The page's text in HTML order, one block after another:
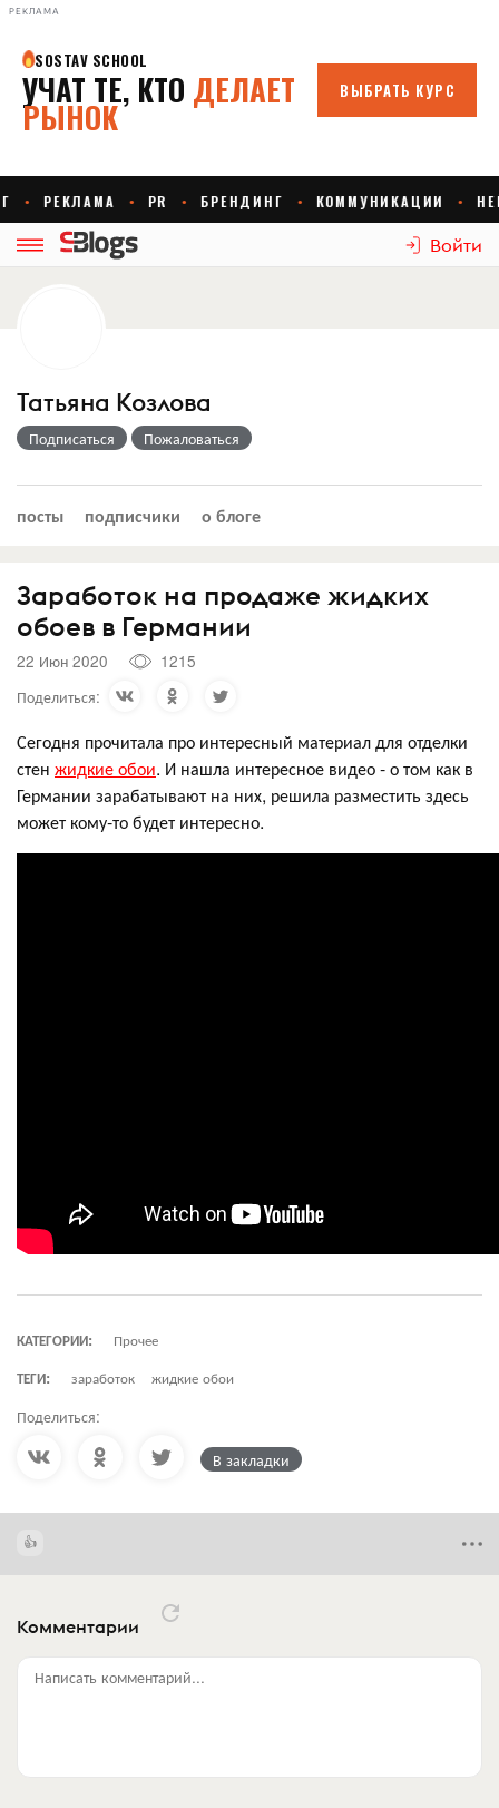
РЕКЛАМА
Войти
Татьяна Козлова
Подписаться Пожаловаться
посты подписчики о блоге
Заработок на продаже жидких
обоев в Германии
22 Июн 2020
1215
Поделиться:
Сегодня прочитала про интересный материал для отделки
стен жидкие обои. И нашла интересное видео - о том как в
Германии зарабатывают на них, решила разместить здесь
может кому-то будет интересно.
КАТЕГОРИИ:
Прочее
ТЕГИ:
заработок жидкие обои
Поделиться:
В закладки
Комментарии
Написать комментарий...